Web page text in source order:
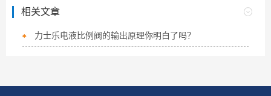
相关文章
力士乐电液比例阀的输出原理你明白了吗？